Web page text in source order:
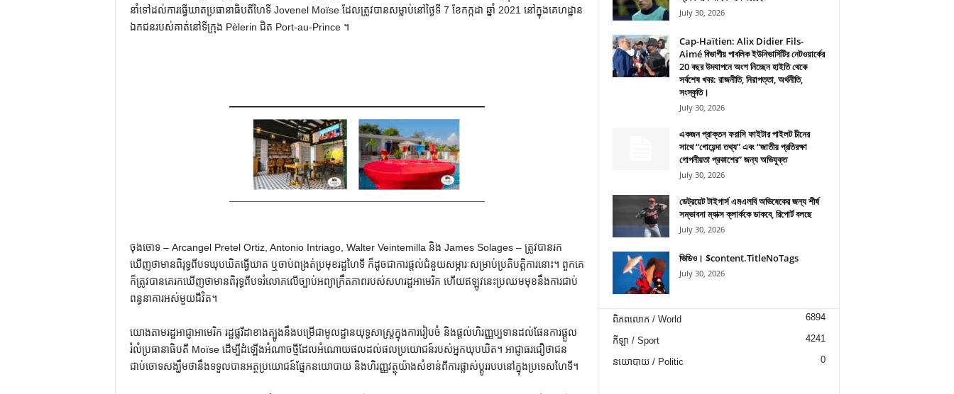
នាំទៅដល់ការធ្វើឃាតប្រធានាធិបតីហៃទី Jovenel Moïse ដែលត្រូវបានសម្លាប់នៅថ្ងៃទី 7 ខែកក្កដា ឆ្នាំ 2021 នៅក្នុងគេហដ្ឋាន
ឯកជនរបស់គាត់នៅទីក្រុង Pèlerin ជិត Port-au-Prince ។
ចុងចោទ – Arcangel Pretel Ortiz, Antonio Intriago, Walter Veintemilla និង James Solages – ត្រូវបានរក
ឃើញថាមានពិរុទ្ធពីបទឃុបឃិតធ្វើឃាត ឬចាប់ពង្រត់ប្រមុខរដ្ឋហៃទី ក៏ដូចជាការផ្តល់ជំនួយសម្ភារៈសម្រាប់ប្រតិបត្តិការនោះ។ ពួកគេ
ក៏ត្រូវបានគេរកឃើញថាមានពិរុទ្ធពីបទរំលោភលើច្បាប់អព្យាក្រឹតភាពរបស់សហរដ្ឋអាមេរិក ហើយឥឡូវនេះប្រឈមមុខនឹងការជាប់
ពន្ធនាគារអស់មួយជីវិត។
យោងតាមរដ្ឋអាជ្ញាអាមេរិក រដ្ឋផ្លរីដាខាងត្បូងនឹងបម្រើជាមូលដ្ឋានយុទ្ធសាស្ត្រក្នុងការរៀបចំ និងផ្តល់ហិរញ្ញប្បទានដល់ផែនការផ្តួល
រំលំប្រធានាធិបតី Moïse ដើម្បីដំឡើងអំណាចថ្មីដែលអំណោយផលដល់ផលប្រយោជន៍របស់អ្នកឃុបឃិត។ អាជ្ញាធរជឿថាជន
ជាប់ចោទសង្ឃឹមថានឹងទទួលបានអត្ថប្រយោជន៍ផ្នែកនយោបាយ និងហិរញ្ញវត្ថុយ៉ាងសំខាន់ពីការផ្លាស់ប្តូររបបនៅក្នុងប្រទេសហៃទី។
July 30, 2026
Cap-Haïtien: Alix Didier Fils-
Aimé বিভাগীয় পাবলিক ইউনিভার্সিটির নেটওয়ার্কের
20 বছর উদযাপনে অংশ নিচ্ছেন হাইতি থেকে
সর্বশেষ খবর: রাজনীতি, নিরাপত্তা, অর্থনীতি,
সংস্কৃতি।
July 30, 2026
একজন প্রাক্তন ফরাসি ফাইটার পাইলট চীনের
সাথে “গোয়েন্দা তথ্য” এবং “জাতীয় প্রতিরক্ষা
গোপনীয়তা প্রকাশের” জন্য অভিযুক্ত
July 30, 2026
ডেট্রয়েট টাইগার্স এমএলবি অভিষেকের জন্য শীর্ষ
সম্ভাবনা ম্যাক্স ক্লার্ককে ডাকবে, রিপোর্ট বলছে
July 30, 2026
ভিডিও। $content.TitleNoTags
July 30, 2026
ពិភពលោក / World 6894
កីឡា / Sport 4241
នយោបាយ / Politic 0